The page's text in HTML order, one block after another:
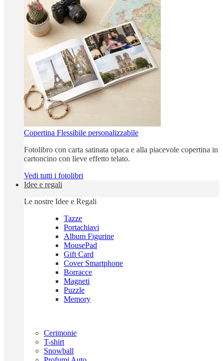
Copertina Flessibile personalizzabile
Fotolibro con carta satinata opaca e alla piacevole copertina in
cartoncino con lieve effetto telato.
Vedi tutti i fotolibri
Idee e regali
Le nostre Idee e Regali
Tazze
Portachiavi
Album Figurine
MousePad
Gift Card
Cover Smartphone
Borracce
Magneti
Puzzle
Memory
Cerimonie
T-shirt
Snowball